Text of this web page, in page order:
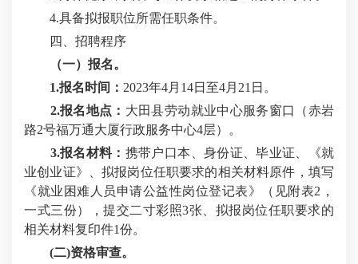
4.具备拟报职位所需任职条件。
四、招聘程序
（一）报名。
1.报名时间： 2023年4月14日至4月21日。
2.报名地点： 大田县劳动就业中心服务窗口（赤岩
路2号福万通大厦行政服务中心4层）。
3.报名材料： 携带户口本、身份证、毕业证、《就
业创业证》、拟报岗位任职要求的相关材料原件，填写
《就业困难人员申请公益性岗位登记表》（见附表2，
一式三份），提交二寸彩照3张、拟报岗位任职要求的
相关材料复印件1份。
(二)资格审查。